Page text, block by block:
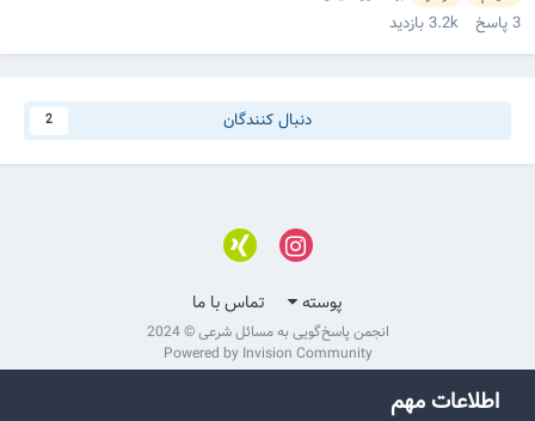
3پاسخ 3.2kبازدید
دنبال کنندگان 2
پوسته تماس با ما
انجمن پاسخ‌گویی به مسائل شرعی © 2024
Powered by Invision Community
اطلاعات مهم